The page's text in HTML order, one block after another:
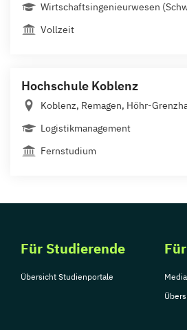
Wirtschaftsingenieurwesen
Vollzeit
Hochschule Koblenz
Koblenz, Remagen, Höhr-
Logistikmanagement
Fernstudium
Für Studierende
Übersicht Studienportale